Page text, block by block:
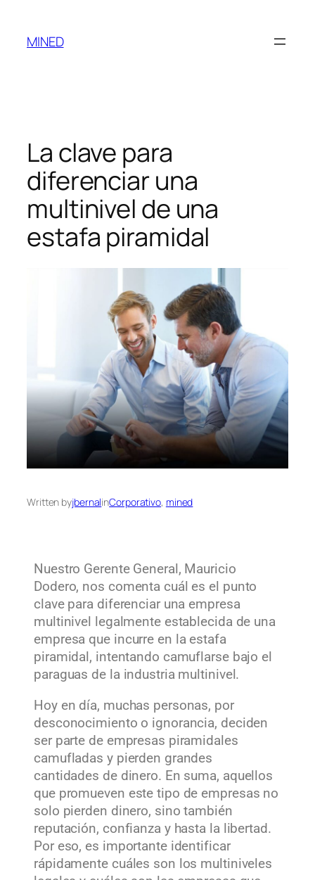
MINED
La clave para
diferenciar una
multinivel de una
estafa piramidal
Written byjbernalinCorporativo, mined
Nuestro Gerente General, Mauricio
Dodero, nos comenta cuál es el punto
clave para diferenciar una empresa
multinivel legalmente establecida de una
empresa que incurre en la estafa
piramidal, intentando camuflarse bajo el
paraguas de la industria multinivel.
Hoy en día, muchas personas, por
desconocimiento o ignorancia, deciden
ser parte de empresas piramidales
camufladas y pierden grandes
cantidades de dinero. En suma, aquellos
que promueven este tipo de empresas no
solo pierden dinero, sino también
reputación, confianza y hasta la libertad.
Por eso, es importante identificar
rápidamente cuáles son los multiniveles